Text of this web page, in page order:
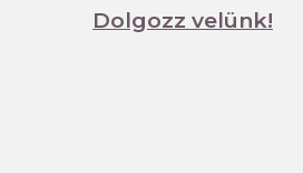
Dolgozz velünk!